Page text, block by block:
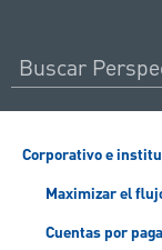
Corporativo e
Maximizar el
Cuentas por